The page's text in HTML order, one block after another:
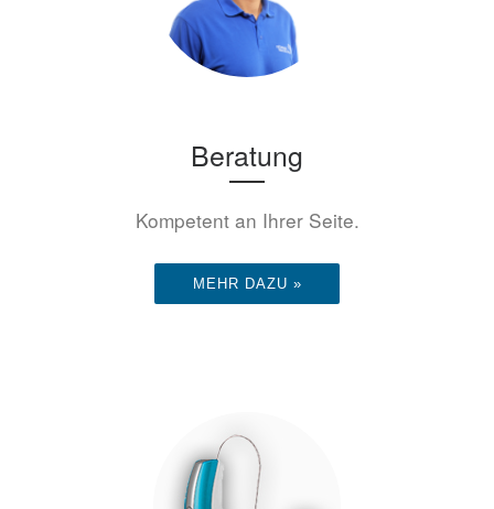
Beratung
Kompetent an Ihrer Seite.
MEHR DAZU »